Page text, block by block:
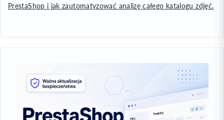
PrestaShop i jak zautomatyzować analizę całego katalogu zdjęć.